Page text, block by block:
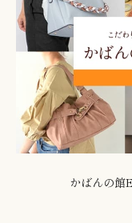
かばんの館